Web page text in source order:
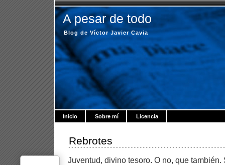
A pesar de todo
Blog de Víctor Javier Cavia
Inicio Sobre mí Licencia
Rebrotes
Juventud, divino tesoro. O no, que